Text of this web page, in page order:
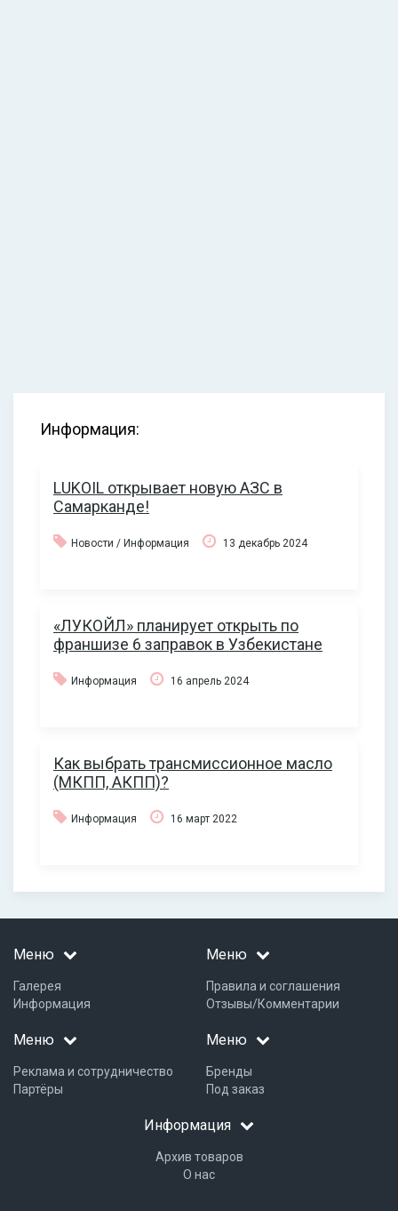
Информация:
LUKOIL открывает новую АЗС в
Самарканде!
Новости / Информация 13 декабрь 2024
«ЛУКОЙЛ» планирует открыть по
франшизе 6 заправок в Узбекистане
Информация 16 апрель 2024
Как выбрать трансмиссионное масло
(МКПП, АКПП)?
Информация 16 март 2022
Меню
Галерея
Информация
Меню
Правила и соглашения
Отзывы/Комментарии
Меню
Реклама и сотрудничество
Партёры
Меню
Бренды
Под заказ
Информация
Архив товаров
О нас